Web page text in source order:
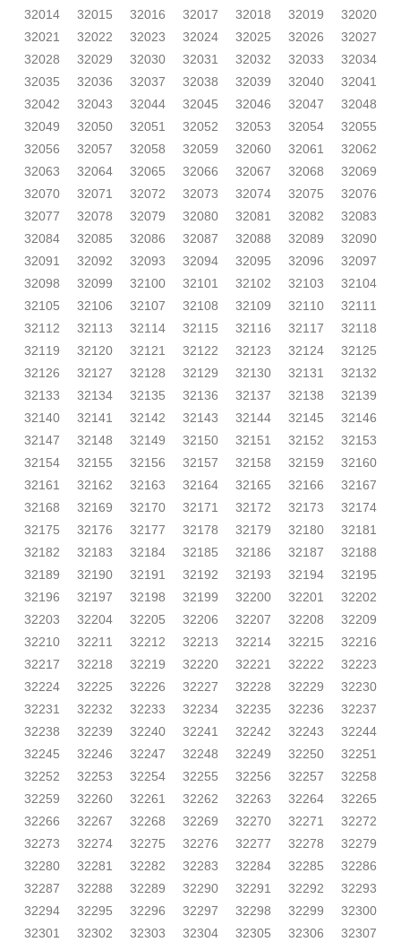
32014
32015 32016 32017 32018 32019
32020
32021
32022 32023 32024 32025 32026
32027
32028
32029 32030 32031 32032 32033
32034
32035
32036 32037 32038 32039 32040
32041
32042
32043 32044 32045 32046 32047
32048
32049
32050 32051 32052 32053 32054
32055
32056
32057 32058 32059 32060 32061
32062
32063
32064 32065 32066 32067 32068
32069
32070
32071 32072 32073 32074 32075
32076
32077
32078 32079 32080 32081 32082
32083
32084
32085 32086 32087 32088 32089
32090
32091
32092 32093 32094 32095 32096
32097
32098
32099 32100 32101 32102 32103
32104
32105
32106 32107 32108 32109 32110
32111
32112
32113 32114 32115 32116 32117
32118
32119
32120 32121 32122 32123 32124
32125
32126
32127 32128 32129 32130 32131
32132
32133
32134 32135 32136 32137 32138
32139
32140
32141 32142 32143 32144 32145
32146
32147
32148 32149 32150 32151 32152
32153
32154
32155 32156 32157 32158 32159
32160
32161
32162 32163 32164 32165 32166
32167
32168
32169 32170 32171 32172 32173
32174
32175
32176 32177 32178 32179 32180
32181
32182
32183 32184 32185 32186 32187
32188
32189
32190 32191 32192 32193 32194
32195
32196
32197 32198 32199 32200 32201
32202
32203
32204 32205 32206 32207 32208
32209
32210
32211 32212 32213 32214 32215
32216
32217
32218 32219 32220 32221 32222
32223
32224
32225 32226 32227 32228 32229
32230
32231
32232 32233 32234 32235 32236
32237
32238
32239 32240 32241 32242 32243
32244
32245
32246 32247 32248 32249 32250
32251
32252
32253 32254 32255 32256 32257
32258
32259
32260 32261 32262 32263 32264
32265
32266
32267 32268 32269 32270 32271
32272
32273
32274 32275 32276 32277 32278
32279
32280
32281 32282 32283 32284 32285
32286
32287
32288 32289 32290 32291 32292
32293
32294
32295 32296 32297 32298 32299
32300
32301
32302 32303 32304 32305 32306
32307